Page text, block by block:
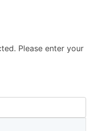
Please enter your